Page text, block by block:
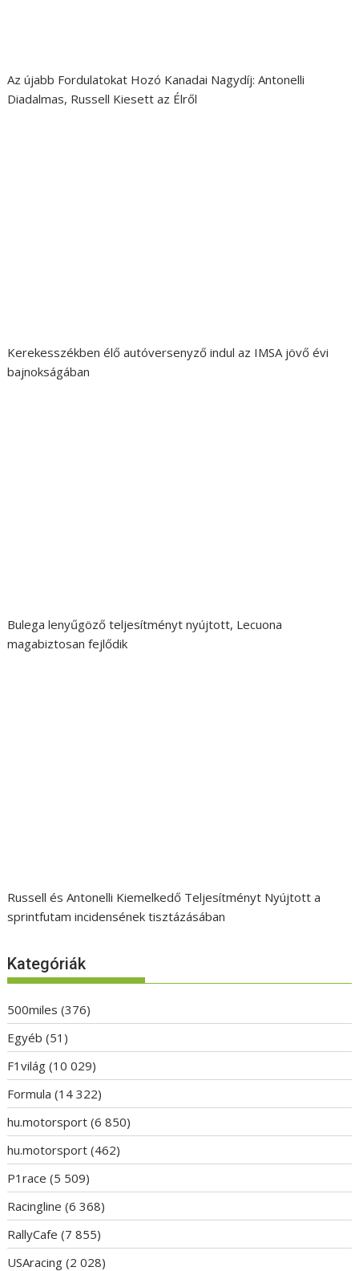
Az újabb Fordulatokat Hozó Kanadai Nagydíj: Antonelli
Diadalmas, Russell Kiesett az Élről
Kerekesszékben élő autóversenyző indul az IMSA jövő évi
bajnokságában
Bulega lenyűgöző teljesítményt nyújtott, Lecuona
magabiztosan fejlődik
Russell és Antonelli Kiemelkedő Teljesítményt Nyújtott a
sprintfutam incidensének tisztázásában
Kategóriák
500miles (376)
Egyéb (51)
F1világ (10 029)
Formula (14 322)
hu.motorsport (6 850)
hu.motorsport (462)
P1race (5 509)
Racingline (6 368)
RallyCafe (7 855)
USAracing (2 028)